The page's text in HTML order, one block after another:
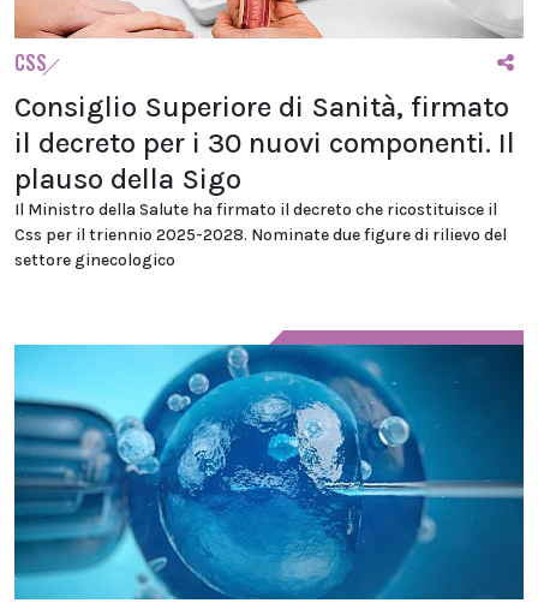
CSS
Consiglio Superiore di Sanità, firmato
il decreto per i 30 nuovi componenti. Il
plauso della Sigo
Il Ministro della Salute ha firmato il decreto che ricostituisce il
Css per il triennio 2025-2028. Nominate due figure di rilievo del
settore ginecologico